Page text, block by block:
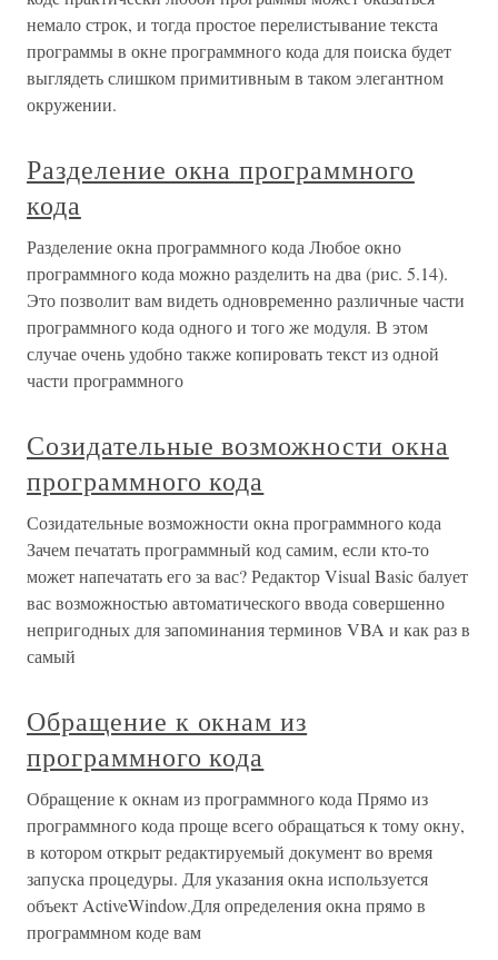
немало строк, и тогда простое перелистывание текста
программы в окне программного кода для поиска будет
выглядеть слишком примитивным в таком элегантном
окружении.
Разделение окна программного
кода
Разделение окна программного кода Любое окно
программного кода можно разделить на два (рис. 5.14).
Это позволит вам видеть одновременно различные части
программного кода одного и того же модуля. В этом
случае очень удобно также копировать текст из одной
части программного
Созидательные возможности окна
программного кода
Созидательные возможности окна программного кода
Зачем печатать программный код самим, если кто-то
может напечатать его за вас? Редактор Visual Basic балует
вас возможностью автоматического ввода совершенно
непригодных для запоминания терминов VBA и как раз в
самый
Обращение к окнам из
программного кода
Обращение к окнам из программного кода Прямо из
программного кода проще всего обращаться к тому окну,
в котором открыт редактируемый документ во время
запуска процедуры. Для указания окна используется
объект ActiveWindow.Для определения окна прямо в
программном коде вам